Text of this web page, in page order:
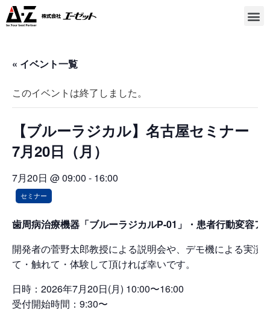
« イベント一覧
このイベントは終了しました。
【ブルーラジカル】名古屋セミナー
7月20日（月）
7月20日 @ 09:00 - 16:00
セミナー
歯周病治療機器「ブルーラジカルP-01」・患者行動変容
開発者の菅野太郎教授による説明会や、デモ機による実
て・触れて・体験して頂ければ幸いです。
日時：2026年7月20日(月) 10:00〜16:00
受付開始時間：9:30〜